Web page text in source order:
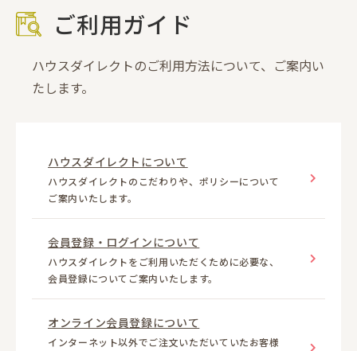
ご利用ガイド
ハウスダイレクトのご利用方法について、ご案内い
たします。
ハウスダイレクトについて
ハウスダイレクトのこだわりや、ポリシーについて
ご案内いたします。
会員登録・ログインについて
ハウスダイレクトをご利用いただくために必要な、
会員登録についてご案内いたします。
オンライン会員登録について
インターネット以外でご注文いただいていたお客様